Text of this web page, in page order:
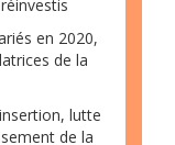
en 2020,
de la
lutte
de la